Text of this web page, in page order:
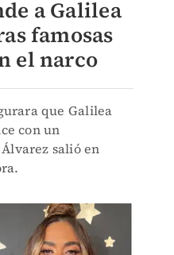
a Galilea
famosas
el narco
que Galilea
con un
salió en